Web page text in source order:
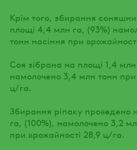
Крім того, збирання
площі 4,4 млн га, (93%)
тонн насіння при
Соя зібрана на площі 1,4 млн
намолочено 3,4 млн тонн при
ц/га.
Збирання ріпаку проведено
га, (100%), намолочено 3,2
при врожайності 28,9 ц/га.